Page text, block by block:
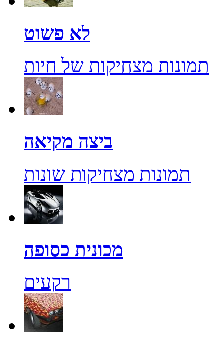
לא פשוט
תמונות מצחיקות של חיות
ביצה מקיאה
תמונות מצחיקות שונות
מכונית כסופה
רקעים